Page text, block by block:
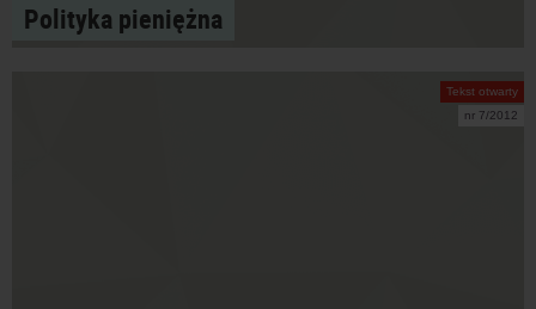
Polityka pieniężna
Tekst otwarty
nr 7/2012